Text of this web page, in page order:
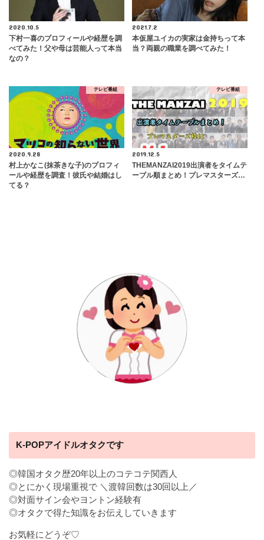
2020.10.5
下村一喜のプロフィールや経歴を調
べてみた！父や母は芸能人って本当
なの？
2021.7.2
本仮屋ユイカの実家は金持ちって本
当？両親の職業を調べてみた！
テレビ番組
2020.9.28
村上かなこ(抹茶きな子)のプロフィ
ールや経歴を調査！彼氏や結婚はし
てる？
テレビ番組
2019.12.5
THEMANZAI2019出演者をタイムテ
ーブル順まとめ！プレマスターズ…
K-POPアイドルオタクです
◎韓国オタク歴20年以上のコテコテ関西人
◎とにかく現場重視で ＼渡韓回数は30回以上／
◎対面サイン会やヨントン経験有
◎オタクで得た知識をお伝えしていきます
お気軽にどうぞ♡